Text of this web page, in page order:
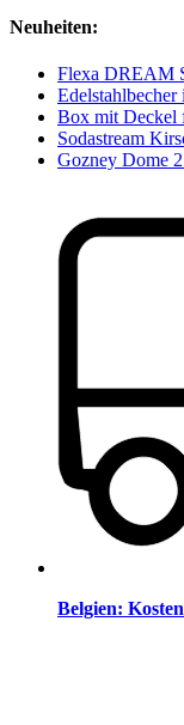
Neuheiten:
Flexa DREAM
Box mit Deckel
Sodastream
Gozney Dome
Belgien: